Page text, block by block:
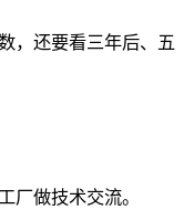
，还要看三年后、五
厂做技术交流。